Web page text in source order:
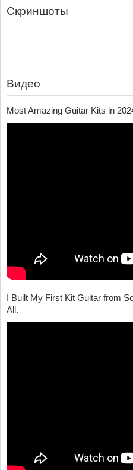
Скриншоты
Видео
Most Amazing Guitar Kits in
I Built My First Kit Guitar from
All.